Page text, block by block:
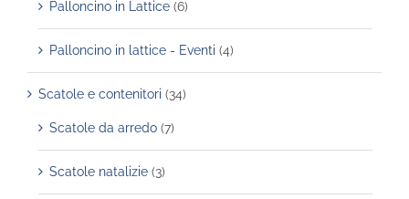
Palloncino in Lattice (6)
Palloncino in lattice - Eventi (4)
Scatole e contenitori (34)
Scatole da arredo (7)
Scatole natalizie (3)